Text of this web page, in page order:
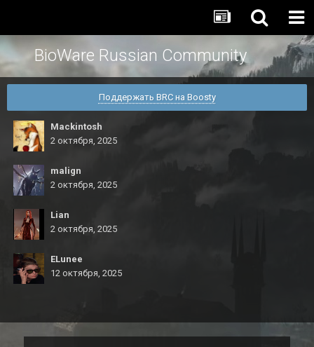
BioWare Russian Community
Поддержать BRC на Boosty
Mackintosh
2 октября, 2025
malign
2 октября, 2025
Lian
2 октября, 2025
ELunee
12 октября, 2025